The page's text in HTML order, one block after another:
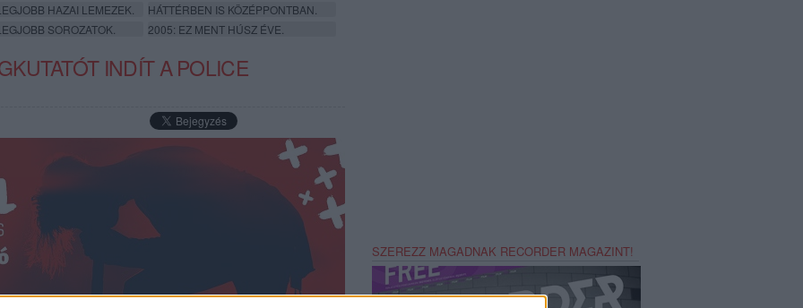
HAZAI LEMEZEK.
HÁTTÉRBEN IS KÖZÉPPONTBAN.
SOROZATOK. 2005: EZ MENT HÚSZ ÉVE.
INDÍT A POLICE
SZEREZZ MAGADNAK RECORDER MAGAZINT!